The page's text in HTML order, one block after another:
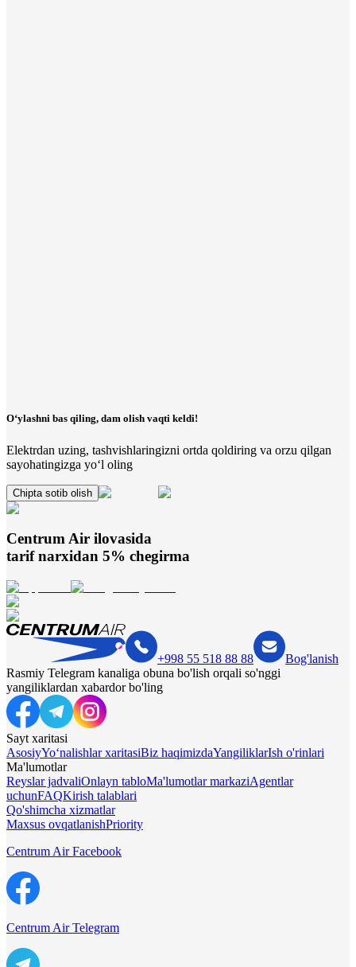
O‘ylashni bas qiling, dam olish vaqti keldi!
Elektrdan uzing, tashvishlaringizni ortda qoldiring va orzu qilgan
sayohatingizga yo‘l oling
Chipta sotib olish
Centrum Air ilovasida
tarif narxidan 5% chegirma
+998 55 518 88 88
Bog'lanish
Rasmiy Telegram kanaliga obuna bo'lish orqali so'nggi
yangiliklardan xabardor bo'ling
Sayt xaritasi
AsosiyYo‘nalishlar xaritasiBiz haqimizdaYangiliklarIsh o'rinlari
Ma'lumotlar
Reyslar jadvaliOnlayn tabloMa'lumotlar markaziAgentlar
uchunFAQKirish talablari
Qo'shimcha xizmatlar
Maxsus ovqatlanishPriority
Centrum Air Facebook
Centrum Air Telegram